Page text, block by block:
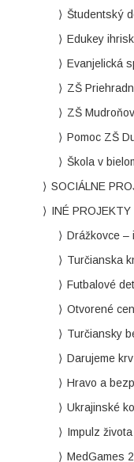
Študentský
Edukey
Evanjelická
ZŠ
ZŠ
Pomoc ZŠ
Škola v
SOCIÁLNE
INÉ PROJEKTY
Drážkovce –
Turčianska
Futbalové
Otvorené
Turčiansky
Darujeme
Hravo a
Ukrajinské
Impulz
MedGames